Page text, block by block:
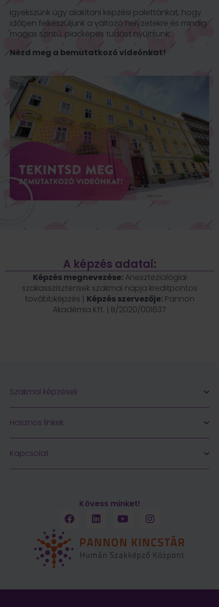
Igyekszünk úgy alakítani képzési palettánkat, hogy
időben felkészüljünk a változó helyzetekre és mindig
magas szintű,piacképes tudást nyújtsunk.
Nézd meg a bemutatkozó videónkat!
A képzés adatai:
Képzés megnevezése:Aneszteziológiai
szakasszisztensek szakmai napja kreditpontos
továbbképzés | Képzés szervezője:Pannon
Akadémia Kft. | B/2020/001637
Szakmai képzések
Hasznos linkek
Kapcsolat
Kövess minket!